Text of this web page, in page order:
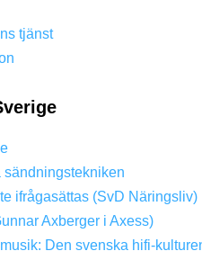
tjänst
sändningstekniken
ifrågasättas (SvD Näringsliv)
Axberger i Axess)
Den svenska hifi-